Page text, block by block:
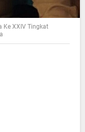
Ke XXIV Tingkat